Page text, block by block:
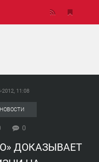
2012, 11:08
НОВОСТИ
0
ДОКАЗЫВАЕТ